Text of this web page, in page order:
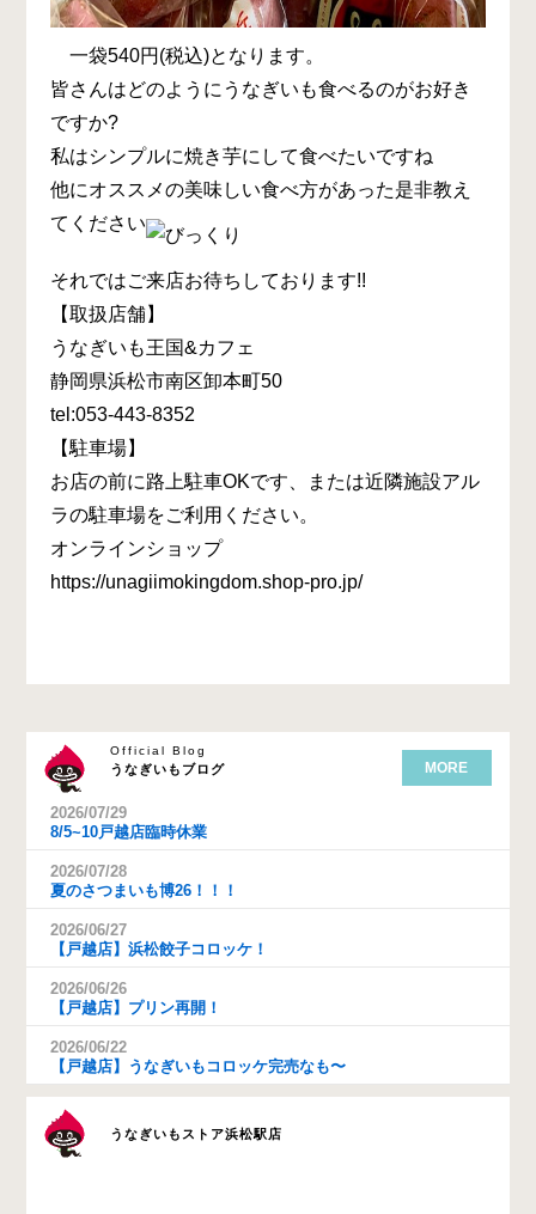
一袋540円(税込)となります。
皆さんはどのようにうなぎいも食べるのがお好き
ですか?
私はシンプルに焼き芋にして食べたいですね
他にオススメの美味しい食べ方があった是非教え
てください
それではご来店お待ちしております!!
【取扱店舗】
うなぎいも王国&カフェ
静岡県浜松市南区卸本町50
tel:053-443-8352
【駐車場】
お店の前に路上駐車OKです、または近隣施設アル
ラの駐車場をご利用ください。
オンラインショップ
https://unagiimokingdom.shop-pro.jp/
うなぎいもブログ
Official Blog
MORE
2026/07/29
8/5~10戸越店臨時休業
2026/07/28
夏のさつまいも博26！！！
2026/06/27
【戸越店】浜松餃子コロッケ！
2026/06/26
【戸越店】プリン再開！
2026/06/22
【戸越店】うなぎいもコロッケ完売なも〜
うなぎいもストア浜松駅店